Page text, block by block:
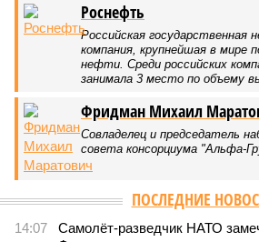
Земля уже не раз показывала
нрав – когда покажет снова?
Последние времена
Земля уже не раз показывала человечеству